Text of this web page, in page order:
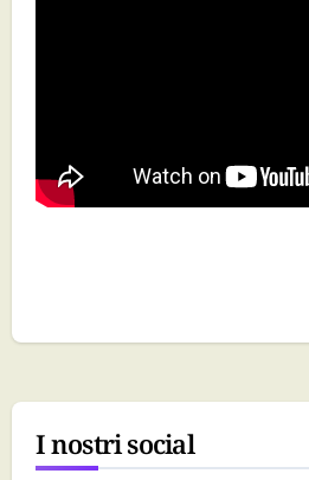
I nostri social